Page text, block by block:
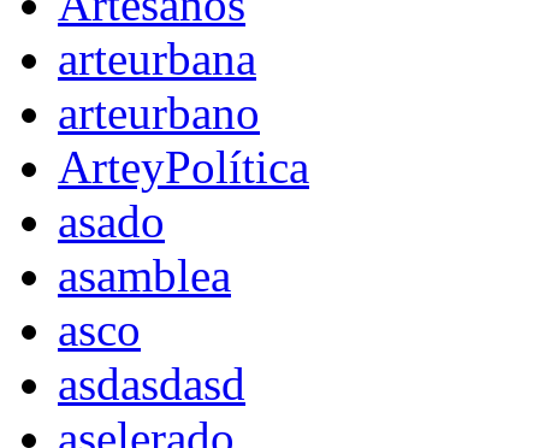
arteurbana
arteurbano
ArteyPolítica
asado
asamblea
asco
asdasdasd